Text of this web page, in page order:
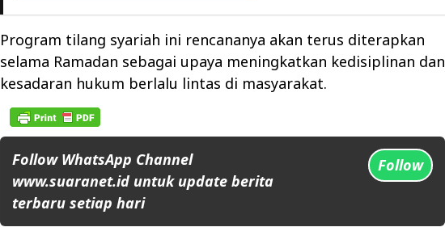
Program tilang syariah ini rencananya akan terus diterapkan
selama Ramadan sebagai upaya meningkatkan kedisiplinan dan
kesadaran hukum berlalu lintas di masyarakat.
Follow WhatsApp Channel
www.suaranet.id untuk update berita
terbaru setiap hari
Follow